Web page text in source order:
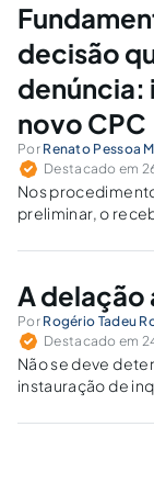
decisão
denúncia:
novo CPC
Por Renato Pessoa
Destacado em
Nos
preliminar, o
dado ao
convencimento.
A delação
Por Rogério Tadeu
Destacado em
Não se deve
instauração de
mesmo qualquer